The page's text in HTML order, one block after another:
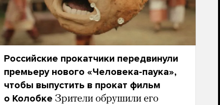
Российские прокатчики передвинули
премьеру нового «Человека-паука»,
чтобы выпустить в прокат фильм
о Колобке Зрители обрушили его